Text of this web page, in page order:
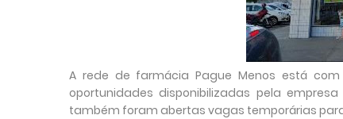
A rede de farmácia Pague Menos está
oportunidades disponibilizadas pela
também foram abertas vagas temporárias